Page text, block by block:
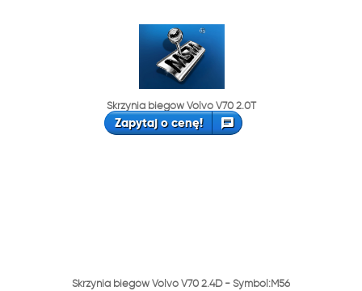
Skrzynia biegów Volvo V70 2.0T
Zapytaj o cenę!
Skrzynia biegów Volvo V70 2.4D - Symbol:M56